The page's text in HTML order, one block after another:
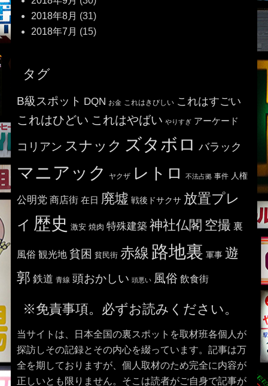
2018年8月 (31)
2018年7月 (15)
タグ
B級スポット DQN お金 これはきびしい これはすごい
これはひどい これはやばい やりすぎ アーケード
コリアン スナック ズタボロ バラック
マニアック ヤクザ レトロ 不法占拠 事件 人権
公明党 商店街 在日 廃墟 戦後ドサクサ 放置プレ
イ 歴史 激安 焼肉 特殊建築 神社仏閣 空撮 裏
風俗 観光地 貧困 貧民街 赤線 路地裏 軍事 遊
郭 鉄道 青線 頭おかしい 頭悪い 風俗 飲食街
※免責事項。必ずお読みください。
当サイトは、日本全国の裏スポットを取材班各個人が
探訪しその記録とその内心を綴っています。記事は万
全を期しておりますが、個人取材のため完全に内容が
正しいとも限りません。そこは読者がご自身で記事が